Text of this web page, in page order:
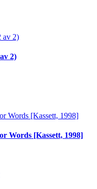
2)
Words [Kassett, 1998]